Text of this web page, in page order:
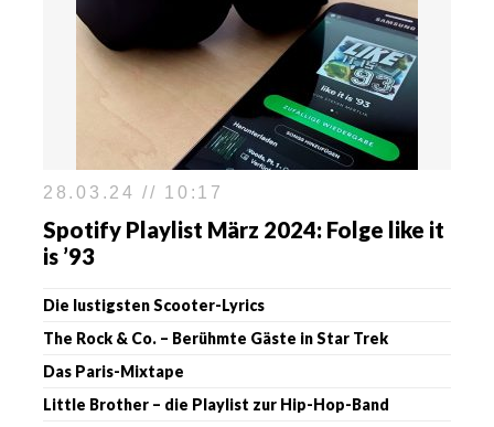
28.03.24 // 10:17
Spotify Playlist März 2024: Folge like it
is ’93
Die lustigsten Scooter-Lyrics
The Rock & Co. – Berühmte Gäste in Star Trek
Das Paris-Mixtape
Little Brother – die Playlist zur Hip-Hop-Band